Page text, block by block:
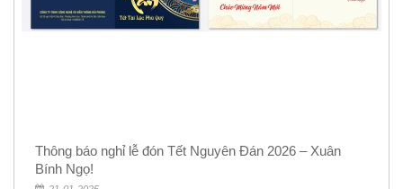
Thông báo nghỉ lễ đón Tết Nguyên Đán 2026 – Xuân
Bính Ngọ!